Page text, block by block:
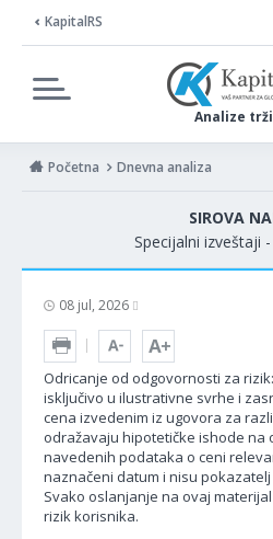
KapitalRS
Analize
Početna Dnevna analiza
SIROVA
Specijalni izveštaji
08 jul, 2026
Odricanje od odgovornosti za
isključivo u ilustrativne svrhe i
cena izvedenim iz ugovora za
odražavaju hipotetičke ishode na
navedenih podataka o ceni
naznačeni datum i nisu
Svako oslanjanje na ovaj
rizik korisnika.